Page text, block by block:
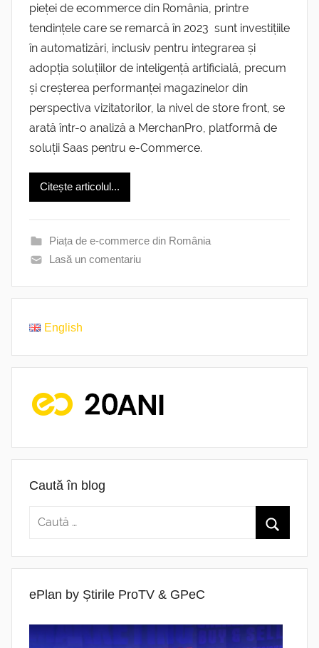
pieței de ecommerce din România, printre
tendințele care se remarcă în 2023 sunt investițiile
în automatizări, inclusiv pentru integrarea și
adopția soluțiilor de inteligență artificială, precum
și creșterea performanței magazinelor din
perspectiva vizitatorilor, la nivel de store front, se
arată într-o analiză a MerchanPro, platformă de
soluții Saas pentru e-Commerce.
Citește articolul...
Piața de e-commerce din România
Lasă un comentariu
English
Caută în blog
ePlan by Știrile ProTV & GPeC